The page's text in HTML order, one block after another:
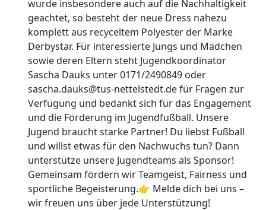
wurde insbesondere auch auf die Nachhaltigkeit
geachtet, so besteht der neue Dress nahezu
komplett aus recyceltem Polyester der Marke
Derbystar. Für interessierte Jungs und Mädchen
sowie deren Eltern steht Jugendkoordinator
Sascha Dauks unter 0171/2490849 oder
sascha.dauks@tus-nettelstedt.de für Fragen zur
Verfügung und bedankt sich für das Engagement
und die Förderung im Jugendfußball. Unsere
Jugend braucht starke Partner! Du liebst Fußball
und willst etwas für den Nachwuchs tun? Dann
unterstütze unsere Jugendteams als Sponsor!
Gemeinsam fördern wir Teamgeist, Fairness und
sportliche Begeisterung.👉 Melde dich bei uns –
wir freuen uns über jede Unterstützung!